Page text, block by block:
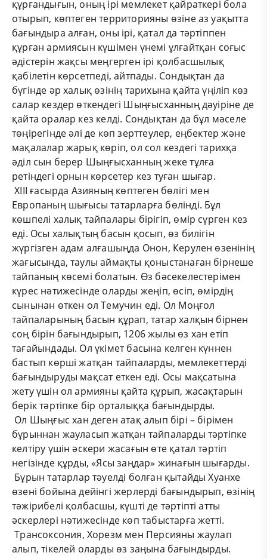
құрғандығын, оның ірі мемлекет қайраткері бола
отырып, көптеген территорияны өзіне аз уақытта
бағындыра алған, оны ірі, қатал да тәртіппен
құрған армиясын күшімен үнемі ұлғайтқан соғыс
әдістерін жақсы меңгерген ірі қолбасшылық
қабілетін көрсетпеді, айтпады. Сондықтан да
бүгінде әр халық өзінің тарихына қайта үңіліп көз
салар кездер өткендегі Шыңғысханның дәуіріне де
қайта оралар кез келді. Сондықтан да бұл мәселе
төңірегінде әлі де көп зерттеулер, еңбектер және
мақалалар жарық көріп, ол сол кездегі тарихқа
әділ сын берер Шыңғысханның жеке тұлға
ретіндегі орнын көрсетер кез туған шығар.
ХІІІ ғасырда Азияның көптеген бөлігі мен
Европаның шығысы татарларға бөлінді. Бұл
көшпелі халық тайпалары бірігіп, өмір сүрген кез
еді. Осы халықтың басын қосып, өз билігін
жүргізген адам алғашыңда Онон, Керулен өзенінің
жағысында, таулы аймақты қоныстанаған бірнеше
тайпаның көсемі болатын. Өз бәсекелестерімен
күрес нәтижесінде оларды жеңіп, өсіп, өмірдің
сынынан өткен ол Темучин еді. Ол Моңғол
тайпаларының басын құрап, татар халқын бірнен
соң бірін бағындырып, 1206 жылы өз хан етіп
тағайындады. Ол үкімет басына келген күннен
бастып көрші жатқан тайпаларды, мемлекеттерді
бағындыруды мақсат еткен еді. Осы мақсатына
жету үшін ол армияны қайта құрып, жасақтарын
берік тәртіпке бір орталыққа бағындырды.
Ол Шыңғыс хан деген атақ алып бірі – бірімен
бұрыннан жауласып жатқан тайпаларды тәртіпке
келтіру үшін әскери жасағын өте қатал тәртіп
негізінде құрды, «Ясы заңдар» жинағын шығарды.
Бұрын татарлар тәуелді болған қытайды Хуанхе
өзені бойына дейінгі жерлерді бағындырып, өзінің
тәжірибелі қолбасшы, күшті де тәртіпті атты
әскерлері нәтижесінде көп табыстарға жетті.
Трансоксония, Хорезм мен Персияны жаулап
алып, тікелей оларды өз заңына бағындырды.